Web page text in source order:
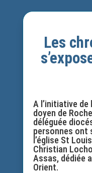
Les
A l’initiative de
doyen de
déléguée
personnes ont
l’église St
Christian
Assas, dédiée
Orient.